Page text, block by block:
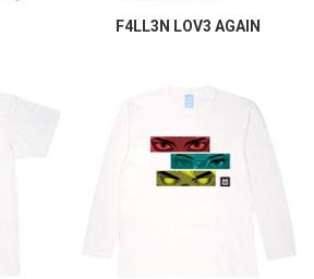
F4LL3N LOV3 AGAIN